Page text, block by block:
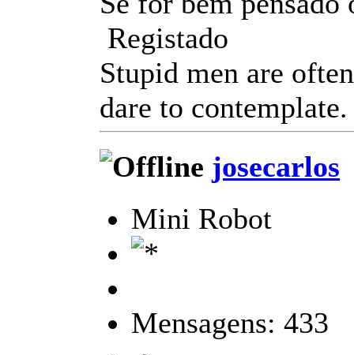
Registado
Stupid men are
dare to contemplate.
josecarlos
Mini Robot
Mensagens: 433